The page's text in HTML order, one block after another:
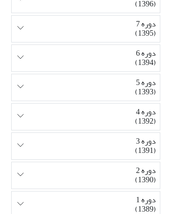
(1396)
دوره 7
(1395)
دوره 6
(1394)
دوره 5
(1393)
دوره 4
(1392)
دوره 3
(1391)
دوره 2
(1390)
دوره 1
(1389)